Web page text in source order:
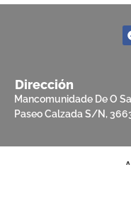
Dirección
Mancomunidade De O
Paseo Calzada S/N,